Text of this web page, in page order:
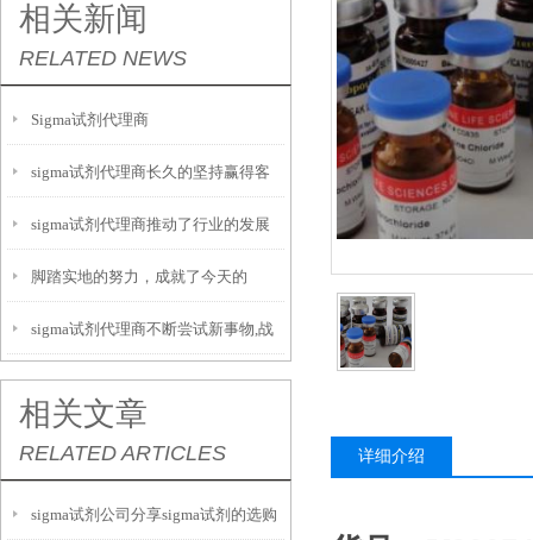
相关新闻
RELATED NEWS
Sigma试剂代理商
sigma试剂代理商长久的坚持赢得客
户最终的信赖
sigma试剂代理商推动了行业的发展
脚踏实地的努力，成就了今天的
sigma试剂代理商
sigma试剂代理商不断尝试新事物,战
胜困难
相关文章
RELATED ARTICLES
sigma试剂公司分享sigma试剂的选购
详细介绍